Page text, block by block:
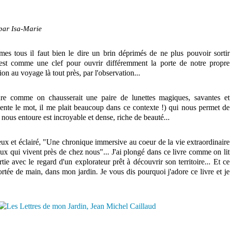
Isa-Marie
tous il faut bien le dire un brin déprimés de ne plus pouvoir sortir
comme une clef pour ouvrir différemment la porte de notre propre
au voyage là tout près, par l'observation...
comme on chausserait une paire de lunettes magiques, savantes et
le mot, il me plait beaucoup dans ce contexte !) qui nous permet de
entoure est incroyable et dense, riche de beauté...
et éclairé, "Une chronique immersive au coeur de la vie extraordinaire
qui vivent près de chez nous"... J'ai plongé dans ce livre comme on lit
avec le regard d'un explorateur prêt à découvrir son territoire... Et ce
de main, dans mon jardin. Je vous dis pourquoi j'adore ce livre et je